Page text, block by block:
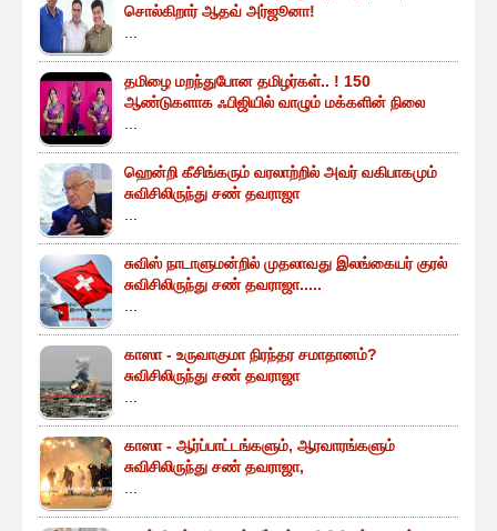
சொல்கிறார் ஆதவ் அர்ஜூனா!
தமிழை மறந்துபோன தமிழர்கள்.. ! 150
ஆண்டுகளாக ஃபிஜியில் வாழும் மக்களின் நிலை
ஹென்றி கீசிங்கரும் வரலாற்றில் அவர் வகிபாகமும்
சுவிசிலிருந்து சண் தவராஜா
சுவிஸ் நாடாளுமன்றில் முதலாவது இலங்கையர் குரல்
சுவிசிலிருந்து சண் தவராஜா.....
காஸா - உருவாகுமா நிரந்தர சமாதானம்?
சுவிசிலிருந்து சண் தவராஜா
காஸா - ஆர்ப்பாட்டங்களும், ஆரவாரங்களும்
சுவிசிலிருந்து சண் தவராஜா,